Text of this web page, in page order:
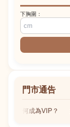
下胸圍：
門市通告
如何成為VIP？